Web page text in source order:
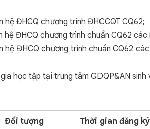
ĐHCQ chương trình ĐHCCQT CQ62;
ĐHCQ chương trình chuẩn CQ62 các
ĐHCQ chương trình chuẩn CQ62
học tập tại trung tâm GDQP&AN
Đối tượng
Thời gian đăng